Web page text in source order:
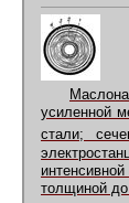
усиленной
стали;
толщиной